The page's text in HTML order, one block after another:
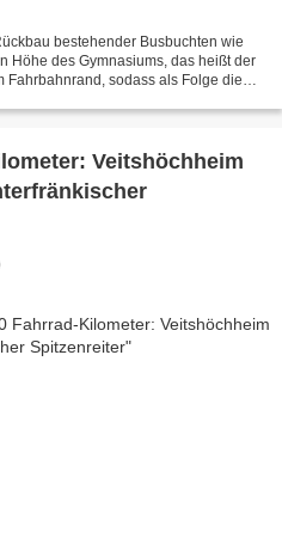
bestehender Busbuchten wie
Höhe des Gymnasiums, das heißt der
Fahrbahnrand, sodass als Folge die
Veitshöchheim